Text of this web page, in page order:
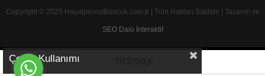
Copyright © 2025 HayalperestBoncuk.com.tr | Tüm Hakları Saklıdır | Tasarım ve
SEO Daio İnteraktif
Çerez Kullanımı